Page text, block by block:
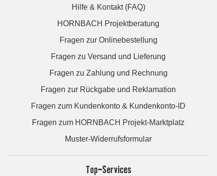
Hilfe & Kontakt (FAQ)
HORNBACH Projektberatung
Fragen zur Onlinebestellung
Fragen zu Versand und Lieferung
Fragen zu Zahlung und Rechnung
Fragen zur Rückgabe und Reklamation
Fragen zum Kundenkonto & Kundenkonto-ID
Fragen zum HORNBACH Projekt-Marktplatz
Muster-Widerrufsformular
Top-Services